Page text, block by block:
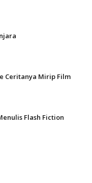
Ceritanya Mirip Film
Flash Fiction